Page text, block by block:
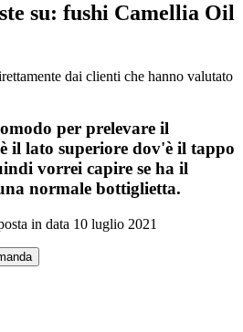
su: fushi Camellia Oil
dai clienti che hanno valutato
per prelevare il
il lato superiore dov'è il tappo
vorrei capire se ha il
normale bottiglietta.
in data 10 luglio 2021